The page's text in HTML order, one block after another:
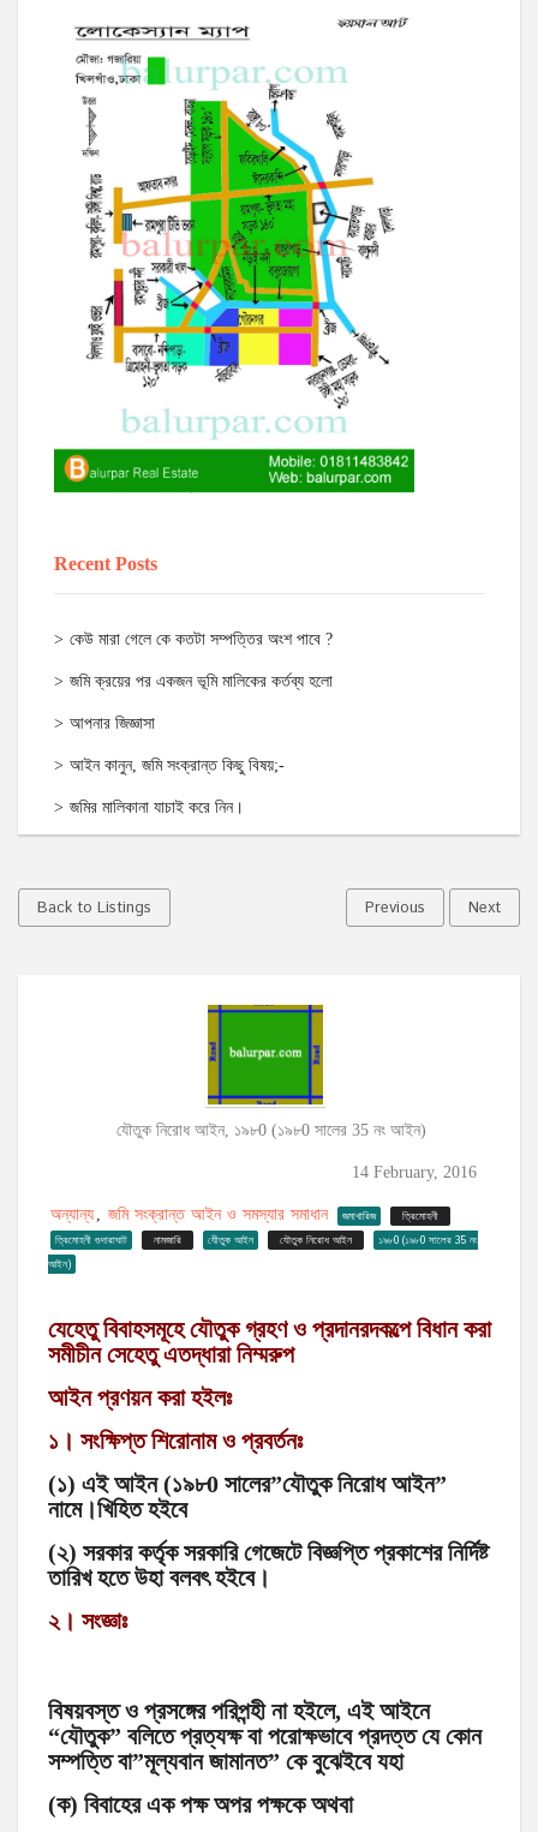
Recent Posts
কেউ মারা গেলে কে কতটা সম্পত্তির অংশ পাবে ?
জমি ক্রয়ের পর একজন ভূমি মালিকের কর্তব্য হলো
আপনার জিজ্ঞাসা
আইন কানুন, জমি সংক্রান্ত কিছু বিষয়;-
জমির মালিকানা যাচাই করে নিন।
Back to Listings Previous Next
যৌতুক নিরোধ আইন, ১৯৮0 (১৯৮0 সালের 35 নং আইন)
14 February, 2016
অন্যান্য জমি সংক্রান্ত আইন ও সমস্যার সমাধান জমাখারিজ
ত্রিমোহনী
ত্রিমোহনী গুদারাঘাট
নামজারি যেীতুক আইন যৌতুক নিরোধ আইন
১৯৮0 (১৯৮0 সালের 35 নং
আইন)
যেহেতু বিবাহসমূহে যৌতুক গ্রহণ ও প্রদানরদকল্পে বিধান করা
সমীচীন সেহেতু এতদ্ধারা নিম্মরুপ
আইন প্রণয়ন করা হইলঃ
১। সংক্ষিপ্ত শিরোনাম ও প্রবর্তনঃ
(১) এই আইন (১৯৮0 সালের”যৌতুক নিরোধ আইন”
নামে।খিহিত হইবে
(২) সরকার কর্তৃক সরকারি গেজেটে বিজ্ঞপ্তি প্রকাশের নির্দিষ্ট
তারিখ হতে উহা বলবৎ হইবে।
২। সংজ্ঞাঃ
বিষয়বস্ত ও প্রসঙ্গের পরিপন্হী না হইলে, এই আইনে
“যৌতুক” বলিতে প্রত্যক্ষ বা পরোক্ষভাবে প্রদত্ত যে কোন
সম্পত্তি বা”মূল্যবান জামানত” কে বুঝেইবে যহা
(ক) বিবাহের এক পক্ষ অপর পক্ষকে অথবা